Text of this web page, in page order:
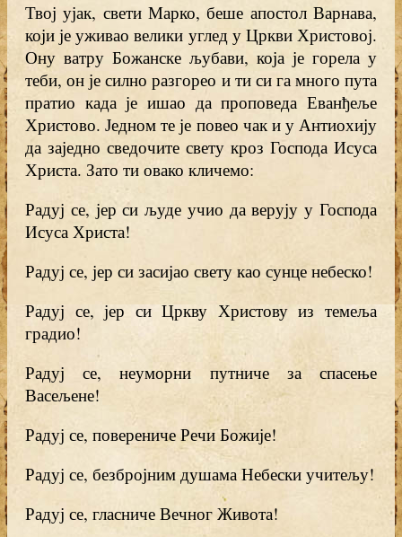
Твој ујак, свети Марко, беше апостол Варнава,
који је уживао велики углед у Цркви Христовој.
Ону ватру Божанске љубави, која је горела у
теби, он је силно разгорео и ти си га много пута
пратио када је ишао да проповеда Еванђеље
Христово. Једном те је повео чак и у Антиохију
да заједно сведочите свету кроз Господа Исуса
Христа. Зато ти овако кличемо:
Радуј се, јер си људе учио да верују у Господа
Исуса Христа!
Радуј се, јер си засијао свету као сунце небеско!
Радуј се, јер си Цркву Христову из темеља
градио!
Радуј се, неуморни путниче за спасење
Васељене!
Радуј се, поверениче Речи Божије!
Радуј се, безбројним душама Небески учитељу!
Радуј се, гласниче Вечног Живота!